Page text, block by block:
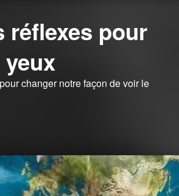
réflexes pour
changer notre façon de voir le